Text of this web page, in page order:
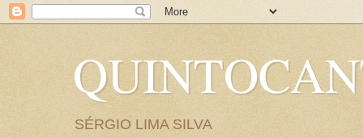
SÉRGIO LIMA SILVA